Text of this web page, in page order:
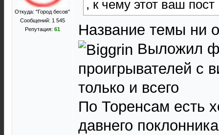
Откуда: "Город бесов"
Сообщений: 1 545
Репутация: 61
, к чему этот ваш пост
Название темы ни
Выложил
проигрывателей с
только и всего
По Торенсам есть
давнего